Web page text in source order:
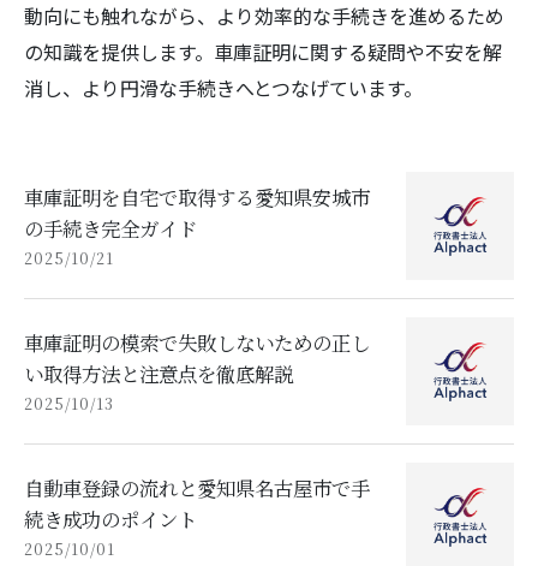
動向にも触れながら、より効率的な手続きを進めるため
の知識を提供します。車庫証明に関する疑問や不安を解
消し、より円滑な手続きへとつなげています。
車庫証明を自宅で取得する愛知県安城市
の手続き完全ガイド
2025/10/21
車庫証明の模索で失敗しないための正し
い取得方法と注意点を徹底解説
2025/10/13
自動車登録の流れと愛知県名古屋市で手
続き成功のポイント
2025/10/01